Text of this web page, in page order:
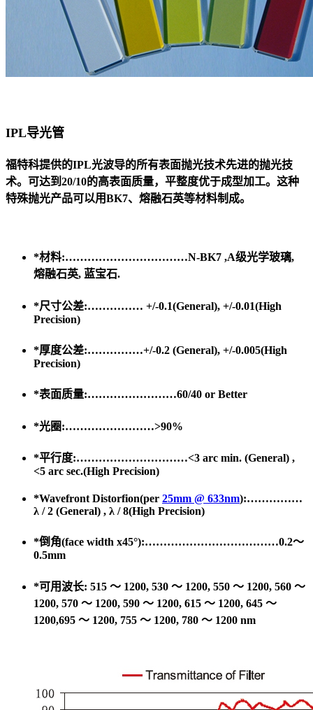
IPL导光管
福特科提供的IPL光波导的所有表面抛光技术先进的抛光技
术。 可达到20/10的高表面质量，平整度优于成型加工。 这种
特殊抛光产品可以用BK7、熔融石英等材料制成。
*材料:……………………………N-BK7 ,A级光学玻璃,
熔融石英, 蓝宝石.
*尺寸公差:…………… +/-0.1(General), +/-0.01(High
Precision)
*厚度公差:……………+/-0.2 (General), +/-0.005(High
Precision)
*表面质量:……………………60/40 or Better
*光圈:……………………>90%
*平行度:…………………………<3 arc min. (General) ,
<5 arc sec.(High Precision)
*Wavefront Distorfion(per 25mm @ 633nm):……………
λ / 2 (General) , λ / 8(High Precision)
*倒角(face width x45°):………………………………0.2～
0.5mm
*可用波长: 515 ～ 1200, 530 ～ 1200, 550 ～ 1200, 560 ～
1200, 570 ～ 1200, 590 ～ 1200, 615 ～ 1200, 645 ～
1200,695 ～ 1200, 755 ～ 1200, 780 ～ 1200 nm